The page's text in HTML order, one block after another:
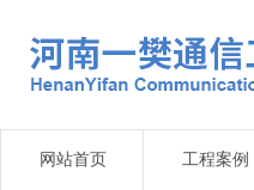
网站首页 工程案例